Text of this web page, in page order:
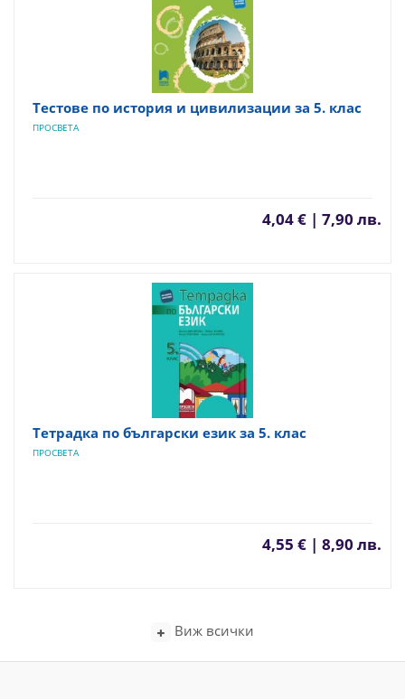
Тестове по история и цивилизации за 5. клас
ПРОСВЕТА
4,04 € | 7,90 лв.
Тетрадка по български език за 5. клас
ПРОСВЕТА
4,55 € | 8,90 лв.
Виж всички